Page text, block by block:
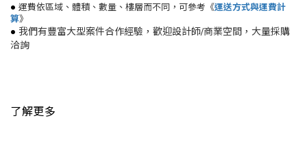
• 運費依區域、體積、數量、樓層而不同，可參考《運送方式與運費計
算》
• 我們有豐富大型案件合作經驗，歡迎設計師/商業空間，大量採購
洽詢
了解更多